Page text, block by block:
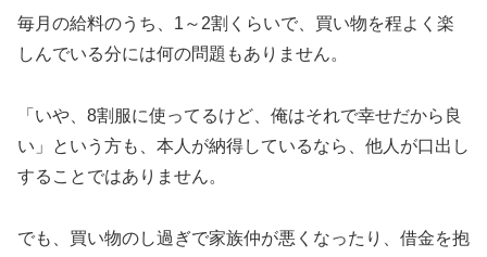
毎月の給料のうち、1～2割くらいで、買い物を程よく楽
しんでいる分には何の問題もありません。
「いや、8割服に使ってるけど、俺はそれで幸せだから良
い」という方も、本人が納得しているなら、他人が口出し
することではありません。
でも、買い物のし過ぎで家族仲が悪くなったり、借金を抱